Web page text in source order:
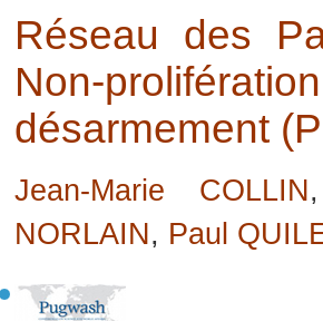
Réseau des
Non-
désarmement
Jean-Marie COLLIN
NORLAIN, Paul